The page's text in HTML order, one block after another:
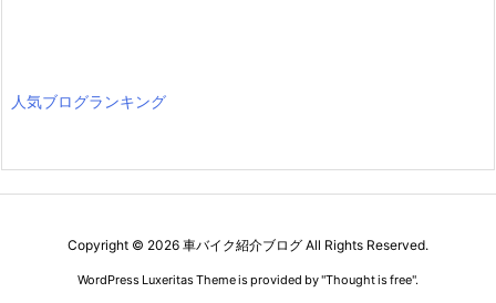
人気ブログランキング
Copyright © 2026 車バイク紹介ブログ All Rights Reserved.
WordPress Luxeritas Theme is provided by "Thought is free".